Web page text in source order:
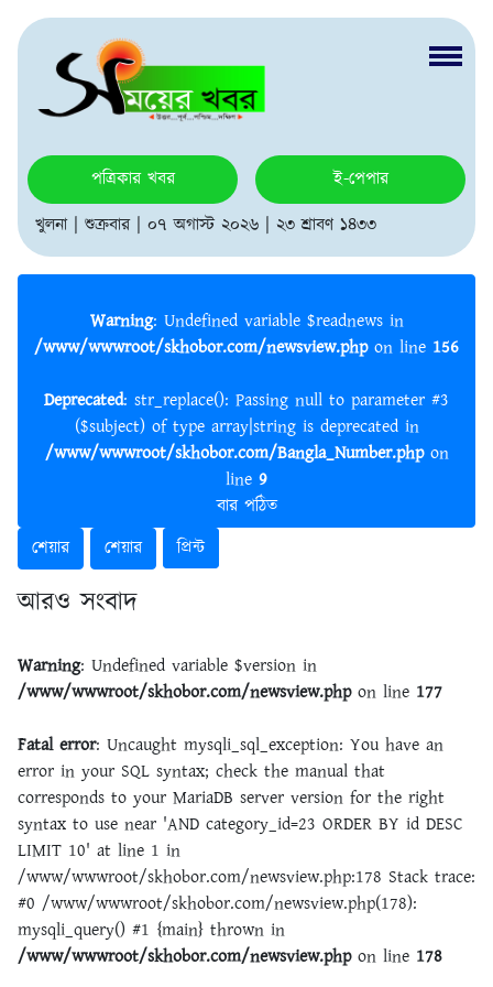
পত্রিকার খবর
ই-পেপার
খুলনা | শুক্রবার | ০৭ অগাস্ট ২০২৬ | ২৩ শ্রাবণ ১৪৩৩
Warning : Undefined variable $readnews in
/www/wwwroot/skhobor.com/newsview.phpon line 156
Deprecated: str_replace(): Passing null to parameter #3
($subject) of type array|string is deprecated in
/www/wwwroot/skhobor.com/Bangla_Number.phpon
line 9
বার পঠিত
শেয়ার
শেয়ার প্রিন্ট
আরও সংবাদ
Warning: Undefined variable $version in
/www/wwwroot/skhobor.com/newsview.phpon line 177
Fatal error: Uncaught mysqli_sql_exception: You have an
error in your SQL syntax; check the manual that
corresponds to your MariaDB server version for the right
syntax to use near 'AND category_id=23 ORDER BY id DESC
LIMIT 10' at line 1 in
/www/wwwroot/skhobor.com/newsview.php:178 Stack trace:
#0 /www/wwwroot/skhobor.com/newsview.php(178):
mysqli_query() #1 {main} thrown in
/www/wwwroot/skhobor.com/newsview.phpon line 178